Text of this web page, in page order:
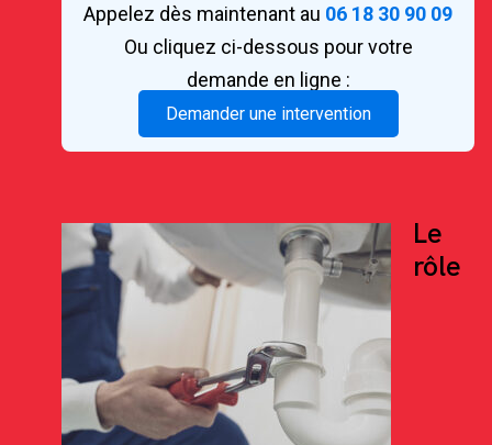
Appelez dès maintenant au 06 18 30 90 09
Ou cliquez ci-dessous pour votre
demande en ligne :
Demander une intervention
Le
rôle